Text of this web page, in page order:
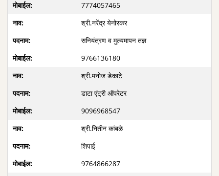
7774057465
श्री.नरेंद्र येनोरकर
सनियंत्रण व मुल्यमापन तज्ञ
9766136180
श्री.मनोज डेकाटे
डाटा एंट्री ऑपरेटर
9096968547
श्री.नितीन कांबळे
शिपाई
9764866287